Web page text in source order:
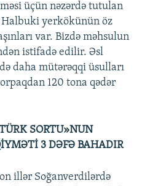
üçün nəzərdə tutulan
yerkökünün öz
var. Bizdə məhsulun
istifadə edilir. Əsl
daha mütərəqqi üsulları
120 tona qədər
SORTU»NUN
3 DƏFƏ BAHADIR
illər Soğanverdilərdə